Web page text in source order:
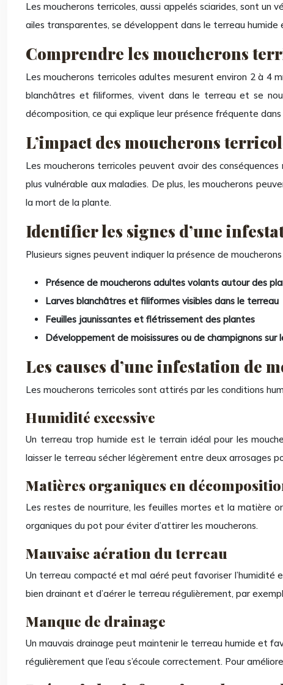
Les moucherons terricoles, aussi appelés sciarides, sont
ailes transparentes, se développent dans le terreau
Comprendre les moucherons
Les moucherons terricoles adultes mesurent environ 2 à 4
blanchâtres et filiformes, vivent dans le terreau et se
décomposition, ce qui explique leur présence fréquente
L’impact des moucherons
Les moucherons terricoles peuvent avoir des
plus vulnérable aux maladies. De plus, les moucherons
la mort de la plante.
Identifier les signes d’une
Plusieurs signes peuvent indiquer la présence de
Présence de moucherons adultes volants autour des
Larves blanchâtres et filiformes visibles dans le terreau
Feuilles jaunissantes et flétrissement des plantes
Développement de moisissures ou de champignons sur
Les causes d’une infestation de
Les moucherons terricoles sont attirés par les conditions
Humidité excessive
Un terreau trop humide est le terrain idéal pour les
laisser le terreau sécher légèrement entre deux arrosages
Matières organiques en
Les restes de nourriture, les feuilles mortes et la matière
organiques du pot pour éviter d’attirer les moucherons.
Mauvaise aération du terreau
Un terreau compacté et mal aéré peut favoriser l’humidité
bien drainant et d’aérer le terreau régulièrement, par
Manque de drainage
Un mauvais drainage peut maintenir le terreau humide et
régulièrement que l’eau s’écoule correctement. Pour